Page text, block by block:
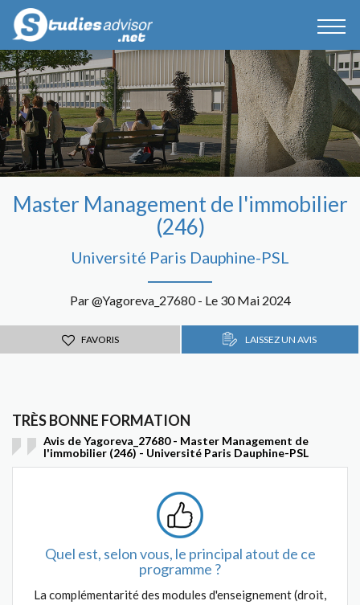
Master Management de l'immobilier
(246)
Université Paris Dauphine-PSL
Par @Yagoreva_27680 - Le 30 Mai 2024
FAVORIS LAISSEZ UN AVIS
TRÈS BONNE FORMATION
Avis de Yagoreva_27680 - Master Management de
l'immobilier (246) - Université Paris Dauphine-PSL
Quel est, selon vous, le principal atout de ce
programme ?
La complémentarité des modules d'enseignement (droit,